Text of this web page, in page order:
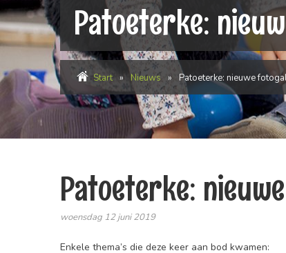
Patoeterke:
Start » Nieuws » Patoeterke: nieuwe
Patoeterke:
woensdag 12 juni 2019
Enkele thema’s die deze keer aan bod kwamen: